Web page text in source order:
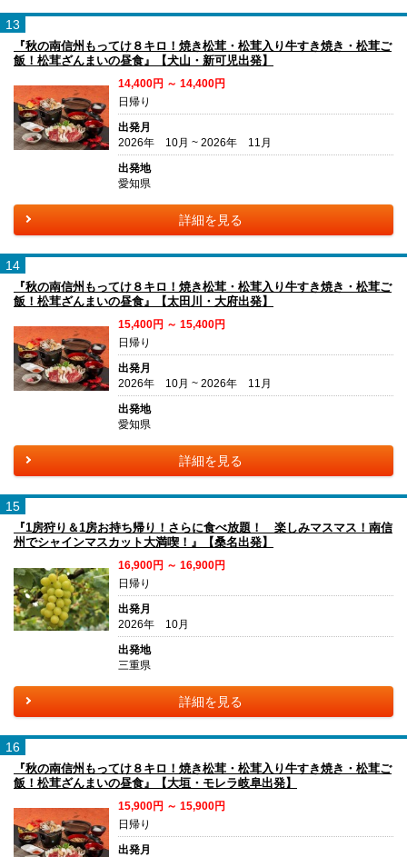
13
『秋の南信州もってけ８キロ！焼き松茸・松茸入り牛すき焼き・松茸ご
飯！松茸ざんまいの昼食』【犬山・新可児出発】
14,400円 ～ 14,400円
日帰り
出発月
2026年 10月 ~ 2026年 11月
出発地
愛知県
詳細を見る
14
『秋の南信州もってけ８キロ！焼き松茸・松茸入り牛すき焼き・松茸ご
飯！松茸ざんまいの昼食』【太田川・大府出発】
15,400円 ～ 15,400円
日帰り
出発月
2026年 10月 ~ 2026年 11月
出発地
愛知県
詳細を見る
15
『1房狩り＆1房お持ち帰り！さらに食べ放題！ 楽しみマスマス！南信
州でシャインマスカット大満喫！』【桑名出発】
16,900円 ～ 16,900円
日帰り
出発月
2026年 10月
出発地
三重県
詳細を見る
16
『秋の南信州もってけ８キロ！焼き松茸・松茸入り牛すき焼き・松茸ご
飯！松茸ざんまいの昼食』【大垣・モレラ岐阜出発】
15,900円 ～ 15,900円
日帰り
出発月